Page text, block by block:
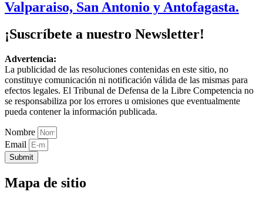
Valparaiso, San Antonio y Antofagasta.
¡Suscríbete a nuestro Newsletter!
Advertencia:
La publicidad de las resoluciones contenidas en este sitio, no
constituye comunicación ni notificación válida de las mismas para
efectos legales. El Tribunal de Defensa de la Libre Competencia no
se responsabiliza por los errores u omisiones que eventualmente
pueda contener la información publicada.
Nombre
Email
Submit
Mapa de sitio